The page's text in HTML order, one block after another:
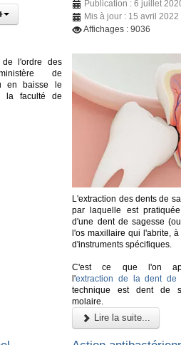
l'ordre des
de
en baisse le
la faculté de
Publication : 6 juillet
Mis à jour : 15 avril 2022
Affichages : 9036
L'extraction des dents de
par laquelle est
d'une dent de sagesse
l'os maxillaire qui l'abrite,
d'instruments spécifiques.
C'est ce que l'on
l'extraction de la dent de
technique est dent de
molaire.
Lire la suite...